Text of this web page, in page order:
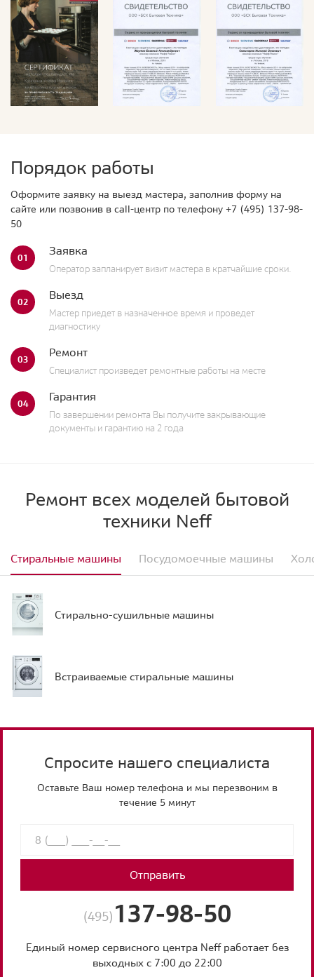
Порядок работы
Оформите заявку на выезд мастера, заполнив форму на
сайте или позвонив в call-центр по телефону +7 (495) 137-98-
50
01 Заявка
Оператор запланирует визит мастера в кратчайшие сроки.
02 Выезд
Мастер приедет в назначенное время и проведет
диагностику
03 Ремонт
Специалист произведет ремонтные работы на месте
04 Гарантия
По завершении ремонта Вы получите закрывающие
документы и гарантию на 2 года
Ремонт всех моделей бытовой
техники Neff
Стиральные машины Посудомоечные машины
Стирально-сушильные машины
Встраиваемые стиральные машины
Спросите нашего специалиста
Оставьте Ваш номер телефона и мы перезвоним в
течение 5 минут
Отправить
(495) 137-98-50
Единый номер сервисного центра Neff работает без
выходных с 7:00 до 22:00